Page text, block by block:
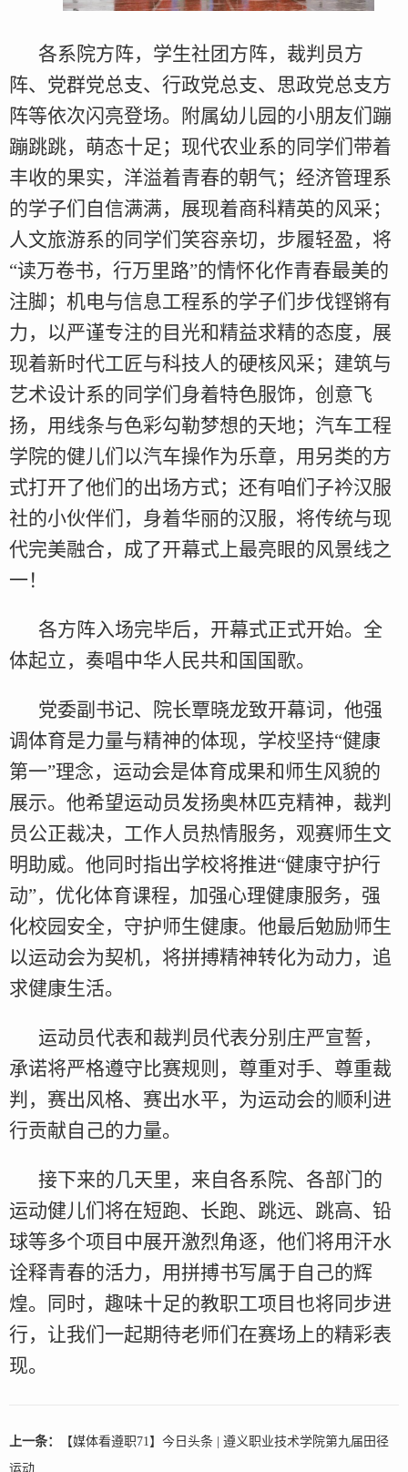
各系院方阵，学生社团方阵，裁判员方
阵、党群党总支、行政党总支、思政党总支方
阵等依次闪亮登场。附属幼儿园的小朋友们蹦
蹦跳跳，萌态十足；现代农业系的同学们带着
丰收的果实，洋溢着青春的朝气；经济管理系
的学子们自信满满，展现着商科精英的风采；
人文旅游系的同学们笑容亲切，步履轻盈，将
“读万卷书，行万里路”的情怀化作青春最美的
注脚；机电与信息工程系的学子们步伐铿锵有
力，以严谨专注的目光和精益求精的态度，展
现着新时代工匠与科技人的硬核风采；建筑与
艺术设计系的同学们身着特色服饰，创意飞
扬，用线条与色彩勾勒梦想的天地；汽车工程
学院的健儿们以汽车操作为乐章，用另类的方
式打开了他们的出场方式；还有咱们子衿汉服
社的小伙伴们，身着华丽的汉服，将传统与现
代完美融合，成了开幕式上最亮眼的风景线之
一！
各方阵入场完毕后，开幕式正式开始。全
体起立，奏唱中华人民共和国国歌。
党委副书记、院长覃晓龙致开幕词，他强
调体育是力量与精神的体现，学校坚持“健康
第一”理念，运动会是体育成果和师生风貌的
展示。他希望运动员发扬奥林匹克精神，裁判
员公正裁决，工作人员热情服务，观赛师生文
明助威。他同时指出学校将推进“健康守护行
动”，优化体育课程，加强心理健康服务，强
化校园安全，守护师生健康。他最后勉励师生
以运动会为契机，将拼搏精神转化为动力，追
求健康生活。
运动员代表和裁判员代表分别庄严宣誓，
承诺将严格遵守比赛规则，尊重对手、尊重裁
判，赛出风格、赛出水平，为运动会的顺利进
行贡献自己的力量。
接下来的几天里，来自各系院、各部门的
运动健儿们将在短跑、长跑、跳远、跳高、铅
球等多个项目中展开激烈角逐，他们将用汗水
诠释青春的活力，用拼搏书写属于自己的辉
煌。同时，趣味十足的教职工项目也将同步进
行，让我们一起期待老师们在赛场上的精彩表
现。
上一条：
【媒体看遵职71】今日头条 | 遵义职业技术学院第九届田径
运动...